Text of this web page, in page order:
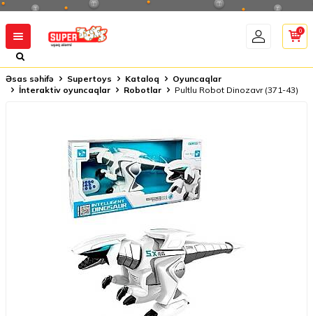
0
Əsas səhifə Supertoys Kataloq
Oyuncaqlar
İnteraktiv oyuncaqlar
Robotlar Pultlu Robot Dinozavr (371-43)